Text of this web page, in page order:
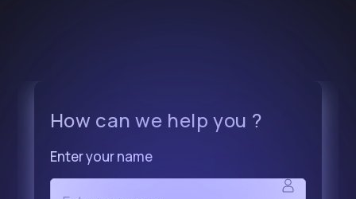
How can we help you ?
Enter your name